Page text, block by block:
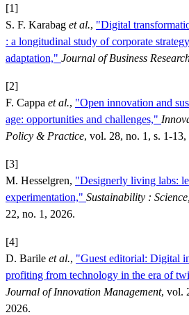
[1]
S. F. Karabag et al., "Digital
: a longitudinal study of corporate
adaptation," Journal of Business
[2]
F. Cappa et al., "Open innovation and
age: opportunities and challenges,"
Policy & Practice, vol. 28, no. 1, s. 1-13,
[3]
M. Hesselgren, "Designerly living labs:
experimentation," Sustainability :
22, no. 1, 2026.
[4]
D. Barile et al., "Guest editorial: Digital
profiting from technology in the era of
Journal of Innovation Management, vol.
2026.